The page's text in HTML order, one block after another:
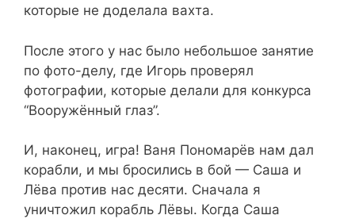
которые не доделала вахта.
После этого у нас было небольшое занятие
по фото-делу, где Игорь проверял
фотографии, которые делали для конкурса
“Вооружённый глаз”.
И, наконец, игра! Ваня Пономарёв нам дал
корабли, и мы бросились в бой — Саша и
Лёва против нас десяти. Сначала я
уничтожил корабль Лёвы. Когда Саша